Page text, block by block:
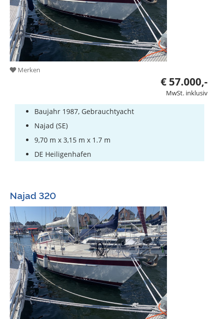
Merken
€ 57.000,-
MwSt. inklusiv
Baujahr 1987, Gebrauchtyacht
Najad (SE)
9,70 m x 3,15 m x 1.7 m
DE Heiligenhafen
Najad 320